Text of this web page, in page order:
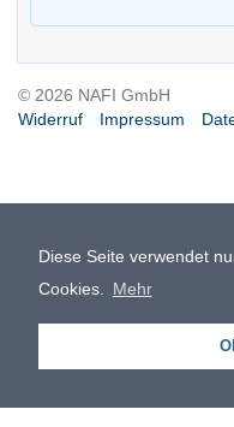
Diese Seite verwendet
Cookies.
Mehr
© 2026 NAFI GmbH
Widerruf
Impressum